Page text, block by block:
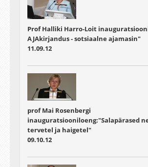
Prof Halliki Harro-Loit
AJAkirjandus - sotsiaalne ajamasin"
11.09.12
prof Mai Rosenbergi
inauguratsiooniloeng:"Salapärased
tervetel ja haigetel"
09.10.12